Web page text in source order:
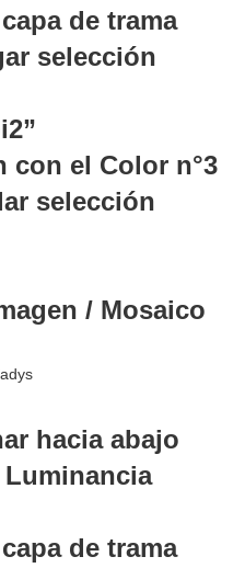
de trama
selección
con el Color n°3
selección
/ Mosaico
hacia abajo
Luminancia
de trama